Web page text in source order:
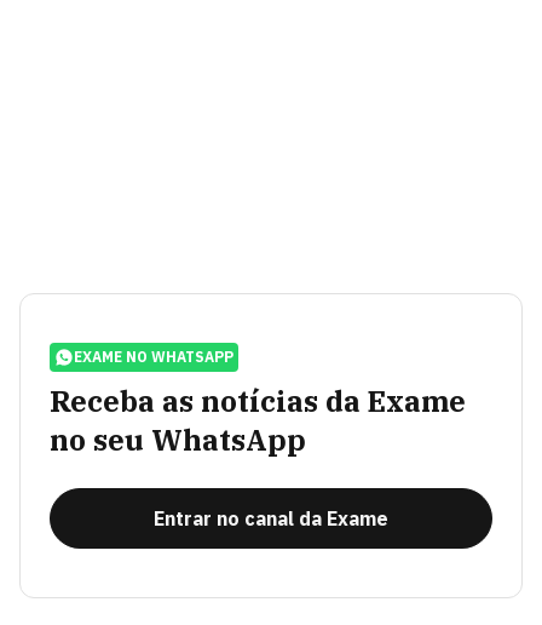
EXAME NO WHATSAPP
Receba as notícias da Exame
no seu WhatsApp
Entrar no canal da Exame